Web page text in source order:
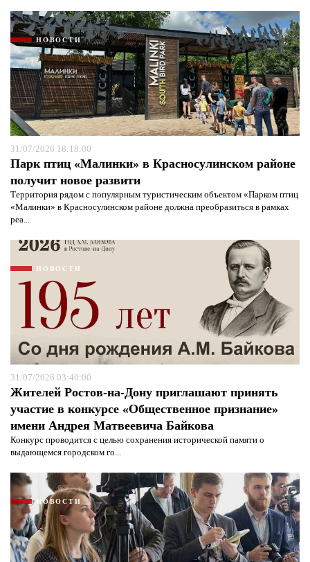
НОВОСТИ
31/07/2026 18:18:00
Парк птиц «Малинки» в Красносулинском районе
получит новое развити
Территория рядом с популярным туристическим объектом «Парком птиц
«Малинки» в Красносулинском районе должна преобразиться в рамках
реа...
НОВОСТИ
31/07/2026 03:40:00
Жителей Ростов-на-Дону приглашают принять
участие в конкурсе «Общественное признание»
имени Андрея Матвеевича Байкова
Конкурс проводится с целью сохранения исторической памяти о
выдающемся городском го...
НОВОСТИ
Я согласен с
политикой конфиденциальности и
политикой конфиденциальности и
защиты информации*